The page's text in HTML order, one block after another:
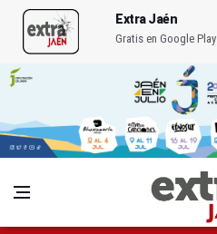
Extra Jaén
Gratis en Google Play